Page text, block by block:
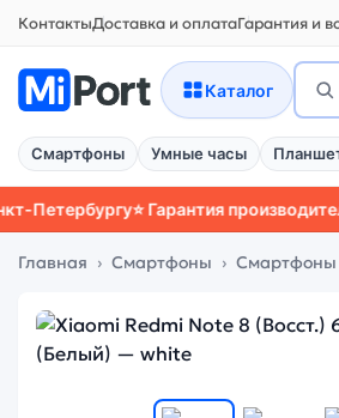
КонтактыДоставка и оплатаГарантия и
Каталог
Смартфоны Умные часы
⭐ Гарантия производителя💳
Главная Смартфоны Смартфоны